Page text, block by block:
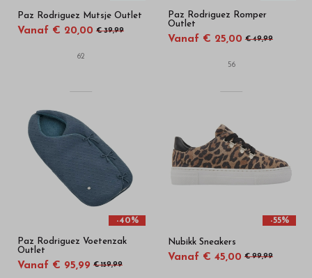
Paz Rodriguez Mutsje Outlet
Vanaf € 20,00 € 39,99
62
Paz Rodriguez Romper
Outlet
Vanaf € 25,00 € 49,99
56
-40%
Paz Rodriguez Voetenzak
Outlet
Vanaf € 95,99 € 159,99
-55%
Nubikk Sneakers
Vanaf € 45,00 € 99,99